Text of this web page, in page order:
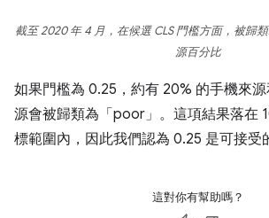
截至 2020 年 4 月，在候選 CLS 門檻方面，被歸
源百分比
如果門檻為 0.25，約有 20% 的手機來
源會被歸類為「poor」。這項結果落在
標範圍內，因此我們認為 0.25 是可接受
這對你有幫助嗎？